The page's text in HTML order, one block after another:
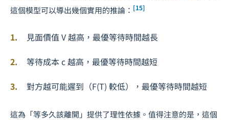
這個模型可以導出幾個實用的推論： [15]
見面價值 V越高，最優等待時間越長
等待成本c越高，最優等待時間越短
對方越可能遲到（F(T) 較低），最優等待時間越短
這為「等多久該離開」提供了理性依據。值得注意的是，這個